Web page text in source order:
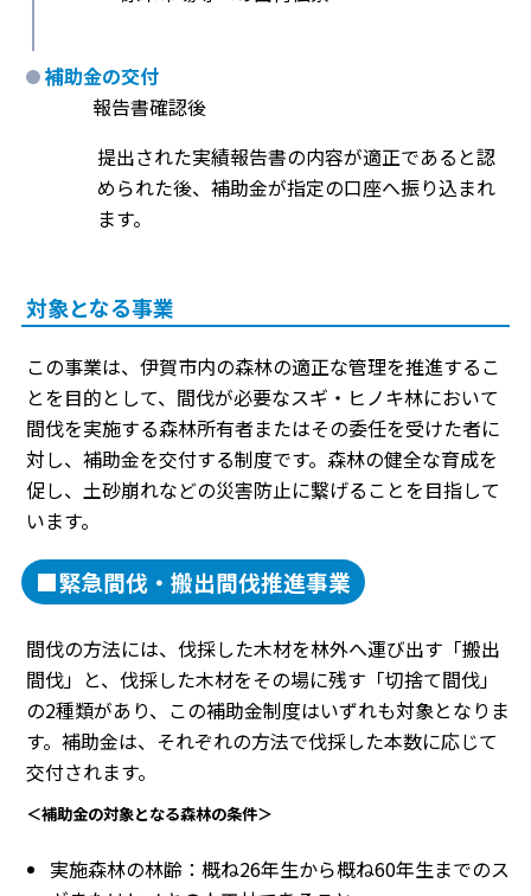
補助金の交付
報告書確認後
提出された実績報告書の内容が適正であると認
められた後、補助金が指定の口座へ振り込まれ
ます。
対象となる事業
この事業は、伊賀市内の森林の適正な管理を推進するこ
とを目的として、間伐が必要なスギ・ヒノキ林において
間伐を実施する森林所有者またはその委任を受けた者に
対し、補助金を交付する制度です。森林の健全な育成を
促し、土砂崩れなどの災害防止に繋げることを目指して
います。
■緊急間伐・搬出間伐推進事業
間伐の方法には、伐採した木材を林外へ運び出す「搬出
間伐」と、伐採した木材をその場に残す「切捨て間伐」
の2種類があり、この補助金制度はいずれも対象となりま
す。補助金は、それぞれの方法で伐採した本数に応じて
交付されます。
＜補助金の対象となる森林の条件＞
実施森林の林齢：概ね26年生から概ね60年生までのス